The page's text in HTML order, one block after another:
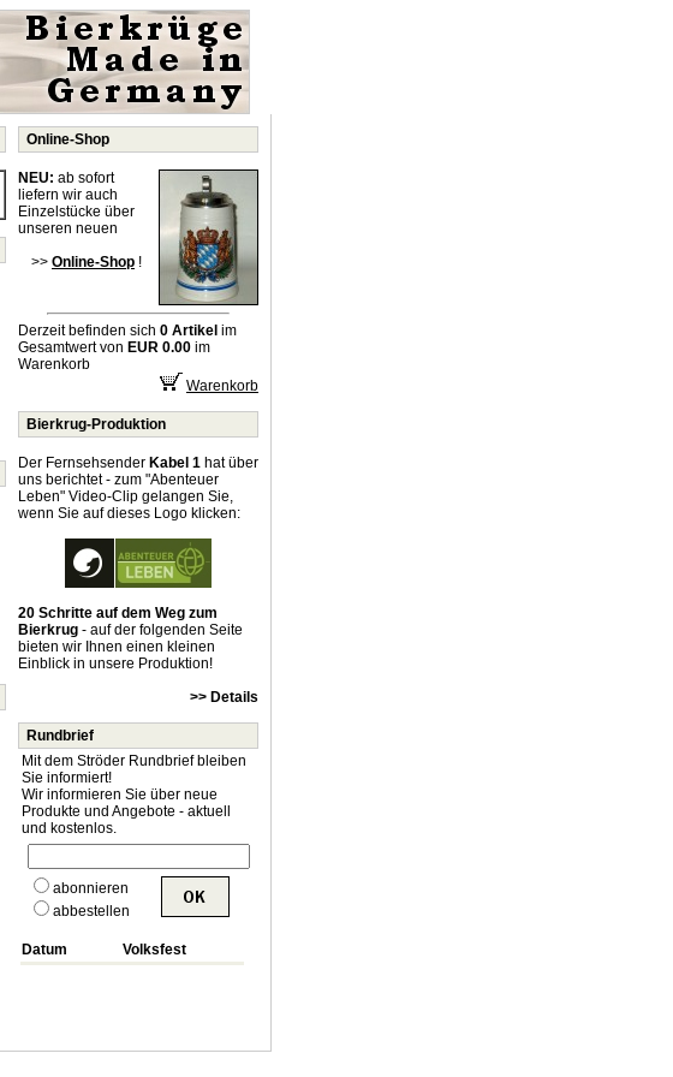
Online-Shop
NEU: ab sofort
liefern wir auch
Einzelstücke über
unseren neuen
>> Online-Shop !
Derzeit befinden sich 0 Artikel im
Gesamtwert von EUR 0.00 im
Warenkorb
Warenkorb
Bierkrug-Produktion
Der Fernsehsender Kabel 1 hat über
uns berichtet - zum "Abenteuer
Leben" Video-Clip gelangen Sie,
wenn Sie auf dieses Logo klicken:
20 Schritte auf dem Weg zum
Bierkrug - auf der folgenden Seite
bieten wir Ihnen einen kleinen
Einblick in unsere Produktion!
>> Details
Rundbrief
Mit dem Ströder Rundbrief bleiben
Sie informiert!
Wir informieren Sie über neue
Produkte und Angebote - aktuell
und kostenlos.
abonnieren
abbestellen
Datum Volksfest